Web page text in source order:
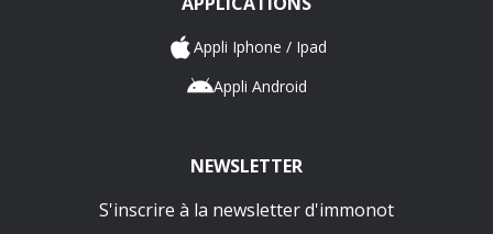
Appli Iphone / Ipad
Appli Android
NEWSLETTER
S'inscrire à la newsletter d'immonot